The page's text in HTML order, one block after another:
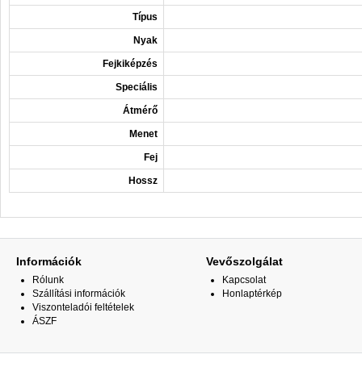
Típus
Nyak
Fejkiképzés
Speciális
Átmérő
Menet
Fej
Hossz
Információk
Rólunk
Szállítási információk
Viszonteladói feltételek
ÁSZF
Vevőszolgálat
Kapcsolat
Honlaptérkép